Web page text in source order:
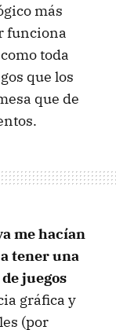
más
funciona
toda
que los
que de
me hacían
tener una
juegos
gráfica y
(por